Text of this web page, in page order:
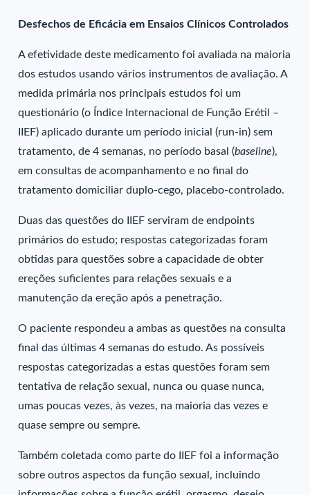
Desfechos de Eficácia em Ensaios Clínicos Controlados
A efetividade deste medicamento foi avaliada na maioria
dos estudos usando vários instrumentos de avaliação. A
medida primária nos principais estudos foi um
questionário (o Índice Internacional de Função Erétil –
IIEF) aplicado durante um período inicial (run-in) sem
tratamento, de 4 semanas, no período basal (baseline),
em consultas de acompanhamento e no final do
tratamento domiciliar duplo-cego, placebo-controlado.
Duas das questões do IIEF serviram de endpoints
primários do estudo; respostas categorizadas foram
obtidas para questões sobre a capacidade de obter
ereções suficientes para relações sexuais e a
manutenção da ereção após a penetração.
O paciente respondeu a ambas as questões na consulta
final das últimas 4 semanas do estudo. As possíveis
respostas categorizadas a estas questões foram sem
tentativa de relação sexual, nunca ou quase nunca,
umas poucas vezes, às vezes, na maioria das vezes e
quase sempre ou sempre.
Também coletada como parte do IIEF foi a informação
sobre outros aspectos da função sexual, incluindo